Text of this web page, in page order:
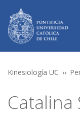
Kinesiología UC
Catalina